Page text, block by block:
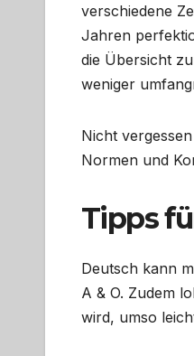
verschiedene
Jahren
die Übersicht
weniger
Nicht
Normen und
Tipps
Deutsch kann
A & O. Zudem
wird, umso